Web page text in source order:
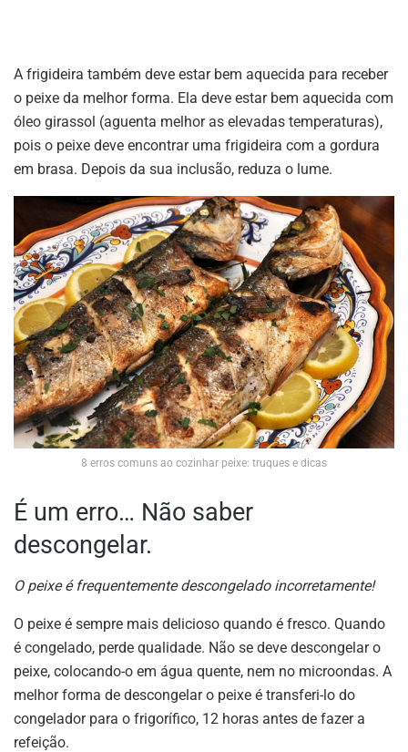
A frigideira também deve estar bem aquecida para receber
o peixe da melhor forma. Ela deve estar bem aquecida com
óleo girassol (aguenta melhor as elevadas temperaturas),
pois o peixe deve encontrar uma frigideira com a gordura
em brasa. Depois da sua inclusão, reduza o lume.
8 erros comuns ao cozinhar peixe: truques e dicas
É um erro… Não saber
descongelar.
O peixe é frequentemente descongelado incorretamente!
O peixe é sempre mais delicioso quando é fresco. Quando
é congelado, perde qualidade. Não se deve descongelar o
peixe, colocando-o em água quente, nem no microondas. A
melhor forma de descongelar o peixe é transferi-lo do
congelador para o frigorífico, 12 horas antes de fazer a
refeição.